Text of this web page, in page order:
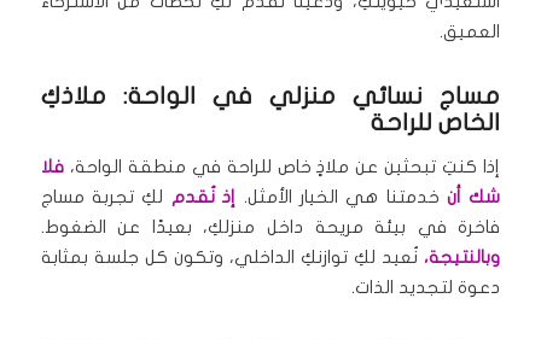
العميق.
مساج نسائي منزلي في الواحة: ملاذكِ
الخاص للراحة
إذا كنتِ تبحثين عن ملاذٍ خاص للراحة في منطقة الواحة،فلا
شك أنخدمتنا هي الخيار الأمثل. إذ نُقدم
لكِ تجربة مساج
فاخرة في بيئة مريحة داخل منزلكِ، بعيدًا عن الضغوط.
وبالنتيجة، نُعيد لكِ توازنكِ الداخلي، وتكون كل جلسة بمثابة
دعوة لتجديد الذات.